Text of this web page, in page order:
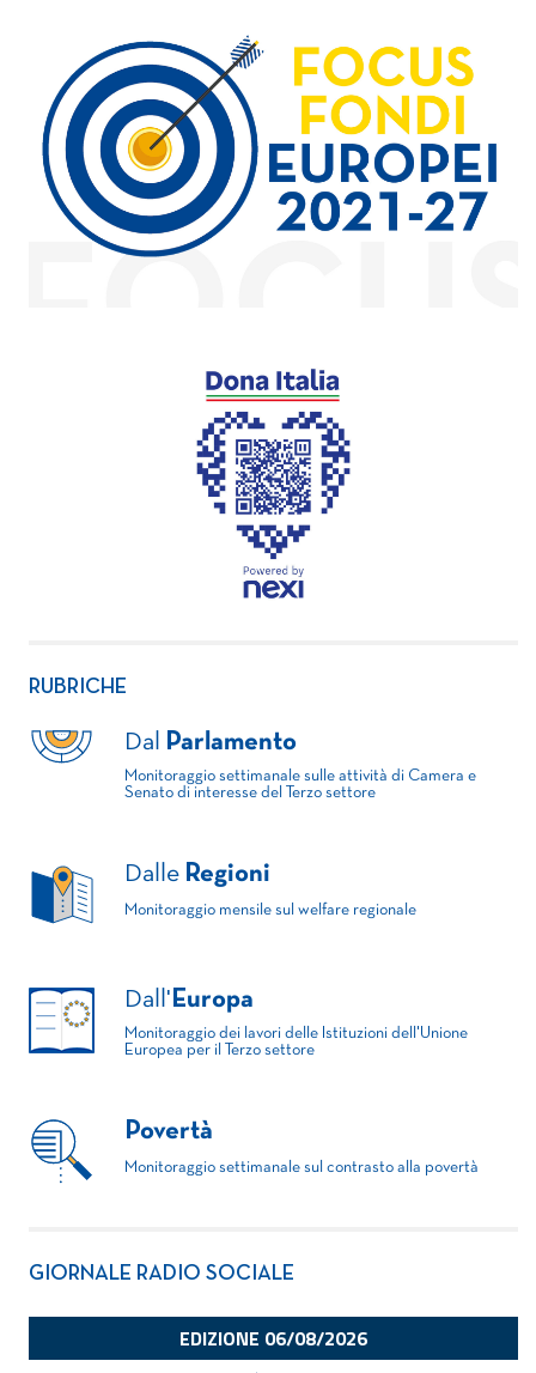
RUBRICHE
Dal Parlamento
Monitoraggio settimanale sulle attività di Camera e
Senato di interesse del Terzo settore
Dalle Regioni
Monitoraggio mensile sul welfare regionale
Dall' Europa
Monitoraggio dei lavori delle Istituzioni dell'Unione
Europea per il Terzo settore
Povertà
Monitoraggio settimanale sul contrasto alla povertà
GIORNALE RADIO SOCIALE